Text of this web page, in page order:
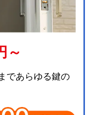
～
であらゆる鍵の